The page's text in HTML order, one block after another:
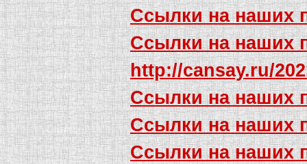
Ссылки на наших
Ссылки на наших
http://cansay.ru/
Ссылки на наших
Ссылки на наших
Ссылки на наших